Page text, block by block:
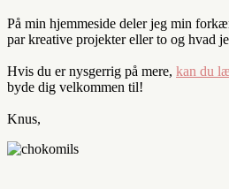
På min hjemmeside deler jeg min
par kreative projekter eller to og hvad
Hvis du er nysgerrig på mere, kan du
byde dig velkommen til!
Knus,